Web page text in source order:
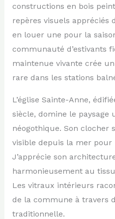
constructions en bois
repères visuels appréciés
en louer une pour la
communauté d’estivants
maintenue vivante crée
rare dans les stations
L’église Sainte-Anne,
siècle, domine le paysage
néogothique. Son clocher
visible depuis la mer pour
J’apprécie son
harmonieusement au
Les vitraux intérieurs
de la commune à travers
traditionnelle.